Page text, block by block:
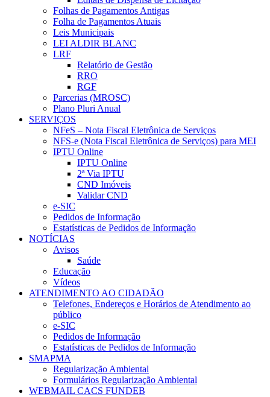
Folhas de Pagamentos Antigas
Folha de Pagamentos Atuais
Leis Municipais
LEI ALDIR BLANC
LRF
Relatório de Gestão
RRO
RGF
Parcerias (MROSC)
Plano Pluri Anual
SERVIÇOS
NFeS – Nota Fiscal Eletrônica de Serviços
NFS-e (Nota Fiscal Eletrônica de Serviços) para MEI
IPTU Online
IPTU Online
2ª Via IPTU
CND Imóveis
Validar CND
e-SIC
Pedidos de Informação
Estatísticas de Pedidos de Informação
NOTÍCIAS
Avisos
Saúde
Educação
Vídeos
ATENDIMENTO AO CIDADÃO
Telefones, Endereços e Horários de Atendimento ao
público
e-SIC
Pedidos de Informação
Estatísticas de Pedidos de Informação
SMAPMA
Regularização Ambiental
Formulários Regularização Ambiental
WEBMAIL CACS FUNDEB